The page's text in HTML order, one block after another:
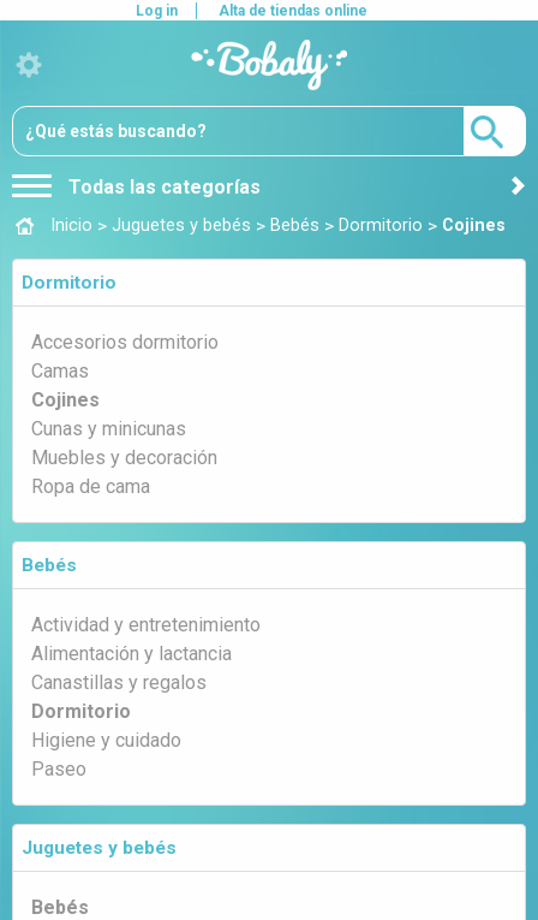
Todas las categorías
Log in Alta de tiendas online
Inicio > Juguetes y bebés > Bebés > Dormitorio > Cojines
Dormitorio
Accesorios dormitorio
Camas
Cojines
Cunas y minicunas
Muebles y decoración
Ropa de cama
Bebés
Actividad y entretenimiento
Alimentación y lactancia
Canastillas y regalos
Dormitorio
Higiene y cuidado
Paseo
Juguetes y bebés
Bebés